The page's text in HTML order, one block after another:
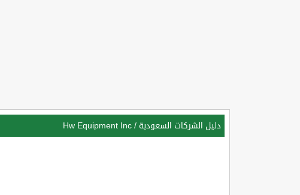
دليل الشركات السعودية /
Hw Equipment Inc